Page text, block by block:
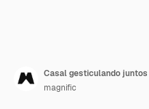
Casal gesticulando juntos
magnific